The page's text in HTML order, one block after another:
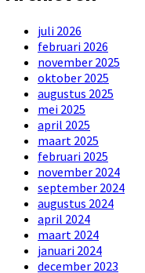
juli 2026
februari 2026
november 2025
oktober 2025
augustus 2025
mei 2025
april 2025
maart 2025
februari 2025
november 2024
september 2024
augustus 2024
april 2024
maart 2024
januari 2024
december 2023